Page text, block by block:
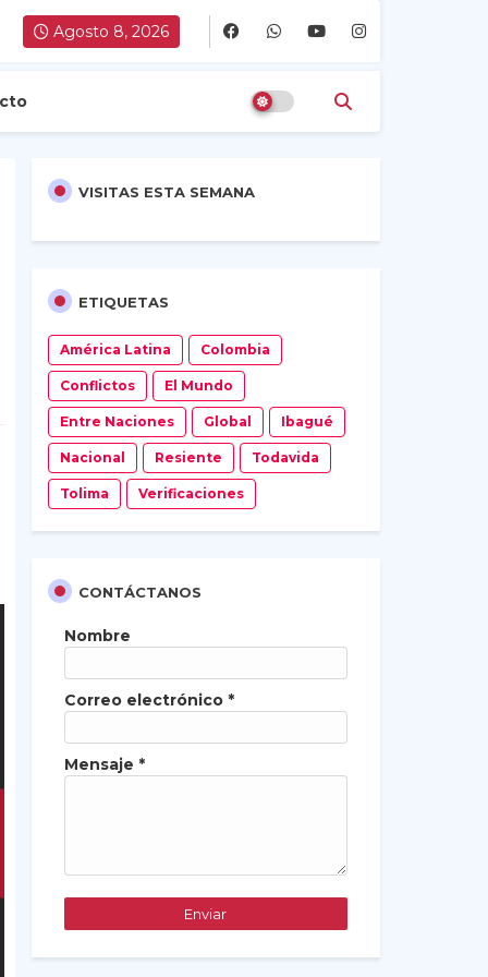
Agosto 8, 2026
VISITAS ESTA SEMANA
ETIQUETAS
América Latina Colombia
Conflictos El Mundo
Entre Naciones Global Ibagué
Nacional Resiente Todavida
Tolima Verificaciones
CONTÁCTANOS
Nombre
Correo electrónico *
Mensaje *